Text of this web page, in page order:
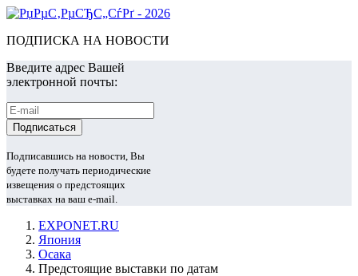
ПОДПИСКА НА НОВОСТИ
Введите адрес Вашей
электронной почты:
Подписавшись на новости, Вы
будете получать периодические
извещения о предстоящих
выставках на ваш e-mail.
EXPONET.RU
Япония
Осака
Предстоящие выставки по датам